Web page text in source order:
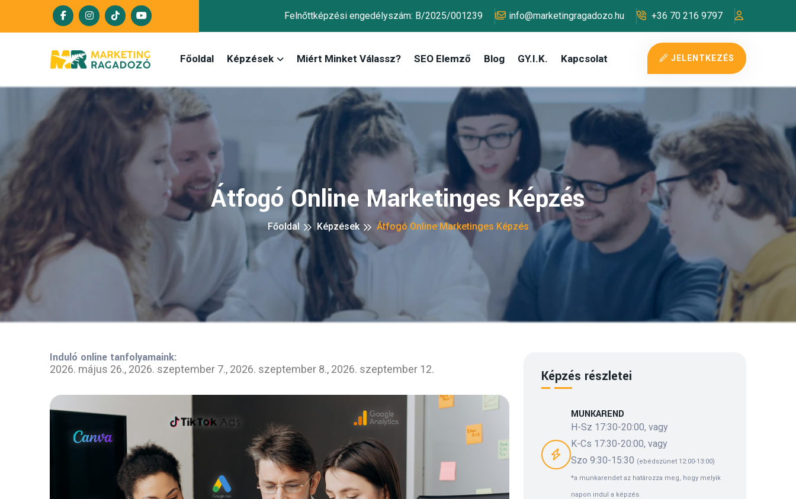
Felnőttképzési engedélyszám: B/2025/001239 info@marketingragadozo.hu +36 70 216 9797
Főoldal Képzések Miért Minket Válassz? SEO Elemző Blog GY.I.K. Kapcsolat JELENTKEZÉS
Átfogó Online Marketinges Képzés
Főoldal Képzések Átfogó Online Marketinges Képzés
Induló online tanfolyamaink:
2026. május 26., 2026. szeptember 7., 2026. szeptember 8., 2026. szeptember 12. Képzés részletei
MUNKAREND
H-Sz 17:30-20:00, vagy
K-Cs 17:30-20:00, vagy
Szo 9:30-15:30 (ebédszünet 12:00-13:00)
*a munkarendet az határozza meg, hogy melyik
napon indul a képzés.